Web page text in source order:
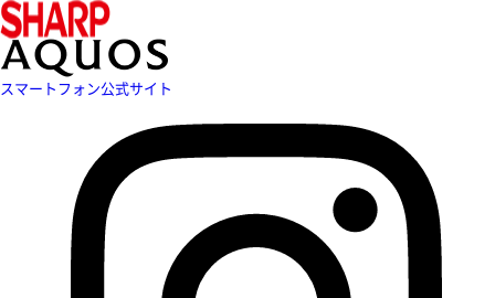
スマートフォン公式サイト